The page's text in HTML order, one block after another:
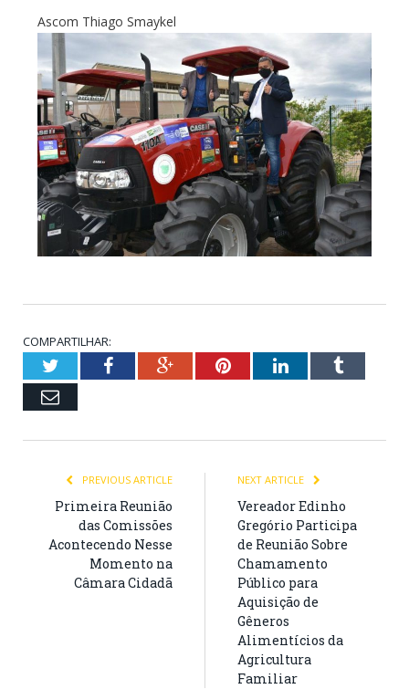
Ascom Thiago Smaykel
COMPARTILHAR:
TwitterFacebookGoogle+PinterestLinkedInTumblr
Email
PREVIOUS ARTICLE
Primeira Reunião
das Comissões
Acontecendo Nesse
Momento na
Câmara Cidadã
NEXT ARTICLE
Vereador Edinho
Gregório Participa
de Reunião Sobre
Chamamento
Público para
Aquisição de
Gêneros
Alimentícios da
Agricultura
Familiar